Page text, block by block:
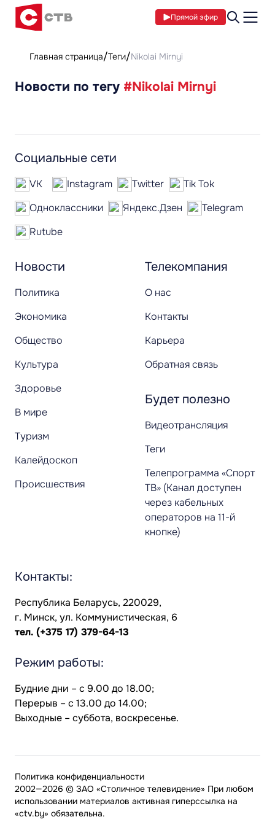
Прямой эфир
Главная страница Теги Nikolai Mirnyi
Новости по тегу #Nikolai Mirnyi
Новости
Политика
Экономика
Общество
Культура
Здоровье
В мире
Туризм
Калейдоскоп
Происшествия
Телекомпания
О нас
Контакты
Карьера
Обратная связь
Будет полезно
Видеотрансляция
Теги
Телепрограмма «Спорт
ТВ» (Канал доступен
через кабельных
операторов на 11-й
кнопке)
Социальные сети
VK Instagram Twitter
Tik Tok
Одноклассники
Яндекс.Дзен
Telegram
Rutube
Контакты:
Республика Беларусь, 220029,
г. Минск, ул. Коммунистическая, 6
тел. (+375 17) 379-64-13
Режим работы:
Будние дни – с 9.00 до 18.00;
Перерыв – с 13.00 до 14.00;
Выходные – суббота, воскресенье.
2002—2026 © ЗАО «Столичное телевидение» При любом
использовании материалов активная гиперссылка на
«ctv.by» обязательна.
Политика конфиденциальности